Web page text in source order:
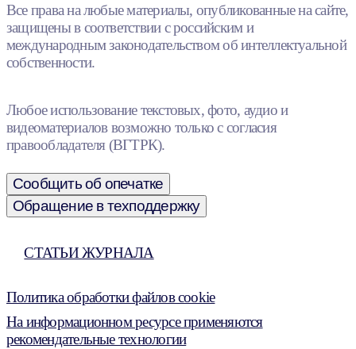
Все права на любые материалы, опубликованные на сайте,
защищены в соответствии с российским и
международным законодательством об интеллектуальной
собственности.
Любое использование текстовых, фото, аудио и
видеоматериалов возможно только с согласия
правообладателя (ВГТРК).
Сообщить об опечатке
Обращение в техподдержку
СТАТЬИ ЖУРНАЛА
Политика обработки файлов cookie
На информационном ресурсе применяются
рекомендательные технологии